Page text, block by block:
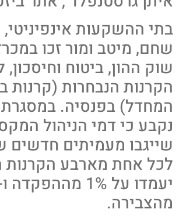
בתי ההשקעות
שחם, מיטב ומור זכו
שוק ההון, ביטוח וחיסכון,
הקרנות הנבחרות (קרנות
המחדל) בפנסיה.
נקבע כי דמי הניהול
שייגבו מעמיתים חדשים
לכל אחת מארבע הקרנות
מהצבירה.